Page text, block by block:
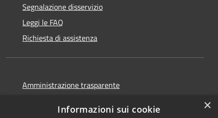
Segnalazione disservizio
Leggi le FAQ
Richiesta di assistenza
Amministrazione trasparente
×
Informazioni sui cookie